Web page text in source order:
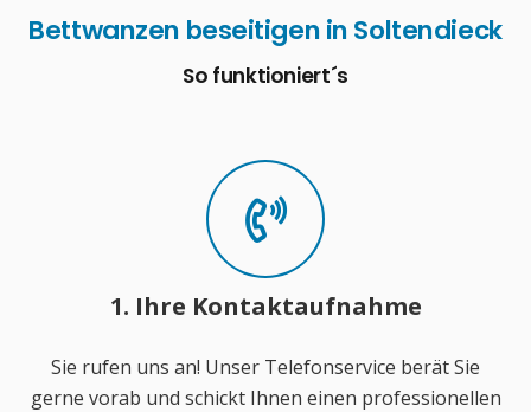
Bettwanzen beseitigen in Soltendieck
So funktioniert´s
1. Ihre Kontaktaufnahme
Sie rufen uns an! Unser Telefonservice berät Sie
gerne vorab und schickt Ihnen einen professionellen